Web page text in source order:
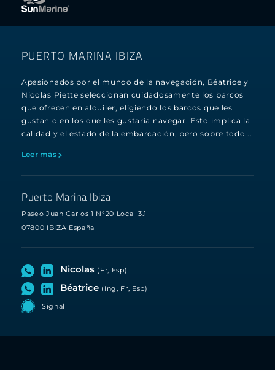
PUERTO MARINA IBIZA
Apasionados por el mundo de la navegación, Béatrice y
Nicolas Piette seleccionan cuidadosamente los barcos
que ofrecen en alquiler, eligiendo los barcos que les
gustan o en los que les gustaría navegar. Esto implica la
calidad y el estado de la embarcación, pero sobre todo...
Leer más
Puerto Marina Ibiza
Paseo Juan Carlos 1 N°20 Local 3.1
07800 IBIZA España
Nicolas (Fr, Esp)
Béatrice (Ing, Fr, Esp)
Signal